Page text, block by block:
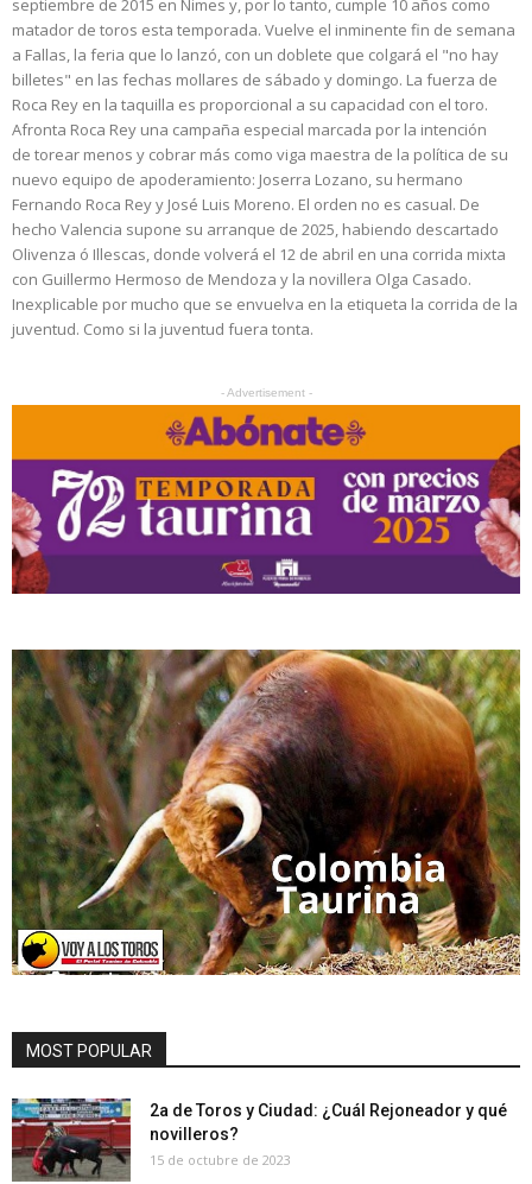
septiembre de 2015 en Nimes y, por lo tanto, cumple 10 años como
matador de toros esta temporada. Vuelve el inminente fin de semana
a Fallas, la feria que lo lanzó, con un doblete que colgará el "no hay
billetes" en las fechas mollares de sábado y domingo. La fuerza de
Roca Rey en la taquilla es proporcional a su capacidad con el toro.
Afronta Roca Rey una campaña especial marcada por la intención
de torear menos y cobrar más como viga maestra de la política de su
nuevo equipo de apoderamiento: Joserra Lozano, su hermano
Fernando Roca Rey y José Luis Moreno. El orden no es casual. De
hecho Valencia supone su arranque de 2025, habiendo descartado
Olivenza ó Illescas, donde volverá el 12 de abril en una corrida mixta
con Guillermo Hermoso de Mendoza y la novillera Olga Casado.
Inexplicable por mucho que se envuelva en la etiqueta la corrida de la
juventud. Como si la juventud fuera tonta.
- Advertisement -
MOST POPULAR
2a de Toros y Ciudad: ¿Cuál Rejoneador y qué
novilleros?
15 de octubre de 2023